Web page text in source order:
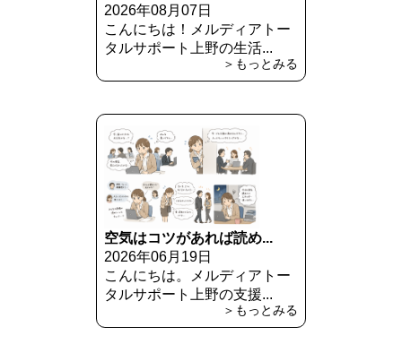
2026年08月07日
こんにちは！メルディアトー
タルサポート上野の生活...
＞もっとみる
空気はコツがあれば読め...
2026年06月19日
こんにちは。メルディアトー
タルサポート上野の支援...
＞もっとみる